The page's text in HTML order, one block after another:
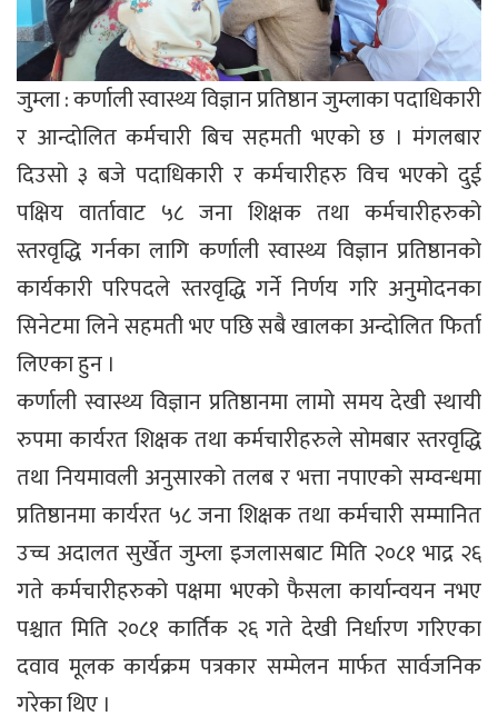
जुम्ला : कर्णाली स्वास्थ्य विज्ञान प्रतिष्ठान जुम्लाका पदाधिकारी
र आन्दोलित कर्मचारी बिच सहमती भएको छ । मंगलबार
दिउसो ३ बजे पदाधिकारी र कर्मचारीहरु विच भएको दुई
पक्षिय वार्तावाट ५८ जना शिक्षक तथा कर्मचारीहरुको
स्तरवृद्धि गर्नका लागि कर्णाली स्वास्थ्य विज्ञान प्रतिष्ठानको
कार्यकारी परिपदले स्तरवृद्धि गर्ने निर्णय गरि अनुमोदनका
सिनेटमा लिने सहमती भए पछि सबै खालका अन्दोलित फिर्ता
लिएका हुन ।
कर्णाली स्वास्थ्य विज्ञान प्रतिष्ठानमा लामो समय देखी स्थायी
रुपमा कार्यरत शिक्षक तथा कर्मचारीहरुले सोमबार स्तरवृद्धि
तथा नियमावली अनुसारको तलब र भत्ता नपाएको सम्वन्धमा
प्रतिष्ठानमा कार्यरत ५८ जना शिक्षक तथा कर्मचारी सम्मानित
उच्च अदालत सुर्खेत जुम्ला इजलासबाट मिति २०८१ भाद्र २६
गते कर्मचारीहरुको पक्षमा भएको फैसला कार्यान्वयन नभए
पश्चात मिति २०८१ कार्तिक २६ गते देखी निर्धारण गरिएका
दवाव मूलक कार्यक्रम पत्रकार सम्मेलन मार्फत सार्वजनिक
गरेका थिए ।